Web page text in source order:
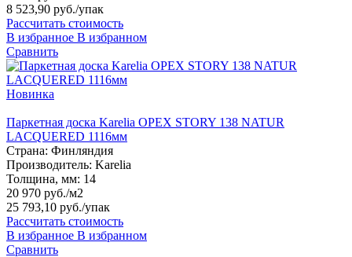
8 523,90 руб./упак
Рассчитать стоимость
В избранное В избранном
Сравнить
Новинка
Паркетная доска Karelia ОРЕХ STORY 138 NATUR
LACQUERED 1116мм
Страна: Финляндия
Производитель: Karelia
Толщина, мм: 14
20 970 руб./м2
25 793,10 руб./упак
Рассчитать стоимость
В избранное В избранном
Сравнить